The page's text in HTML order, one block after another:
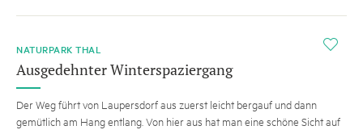
i
NATURPARK THAL
Ausgedehnter Winterspaziergang
Der Weg führt von Laupersdorf aus zuerst leicht bergauf und dann
gemütlich am Hang entlang. Von hier aus hat man eine schöne Sicht auf